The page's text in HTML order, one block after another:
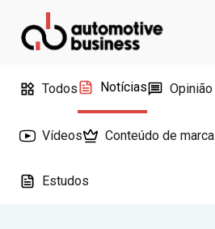
Todos Notícias Opinião
Vídeos Conteúdo de marca
Estudos